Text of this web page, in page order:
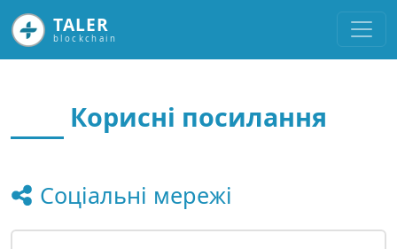
TALER
blockchain
Корисні посилання
Соціальні мережі